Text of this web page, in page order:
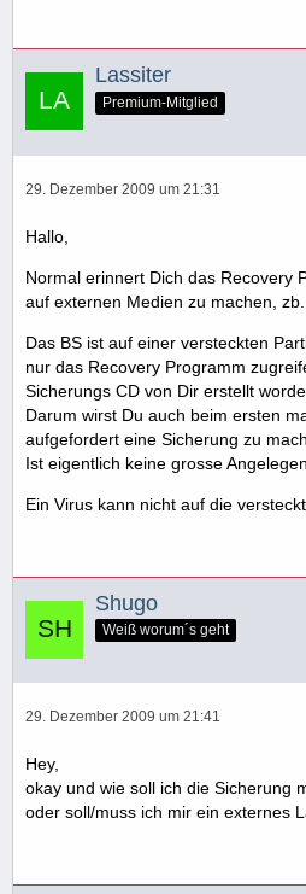
Lassiter
Premium-Mitglied
29. Dezember 2009 um 21:31
Hallo,
Normal erinnert Dich das Recovery
auf externen Medien zu machen, zb.
Das BS ist auf einer versteckten
nur das Recovery Programm
Sicherungs CD von Dir erstellt
Darum wirst Du auch beim ersten
aufgefordert eine Sicherung zu
Ist eigentlich keine grosse
Ein Virus kann nicht auf die
Shugo
Weiß worum´s geht
29. Dezember 2009 um 21:41
Hey,
okay und wie soll ich die Sicherung
oder soll/muss ich mir ein externes